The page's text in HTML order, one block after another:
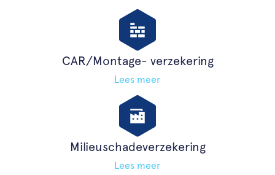
CAR/Montage- verzekering
Lees meer
Milieuschadeverzekering
Lees meer